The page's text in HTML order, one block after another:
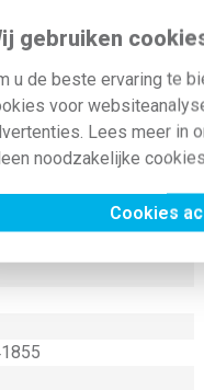
gebruiken
u de beste ervaring te
voor
Lees meer in
noodzakelijke
Cookies
aansluiting 230 V en
van schakelaars met
installatiekanalen.